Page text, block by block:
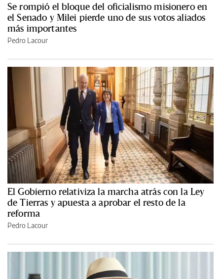
Se rompió el bloque del oficialismo misionero en
el Senado y Milei pierde uno de sus votos aliados
más importantes
Pedro Lacour
El Gobierno relativiza la marcha atrás con la Ley
de Tierras y apuesta a aprobar el resto de la
reforma
Pedro Lacour